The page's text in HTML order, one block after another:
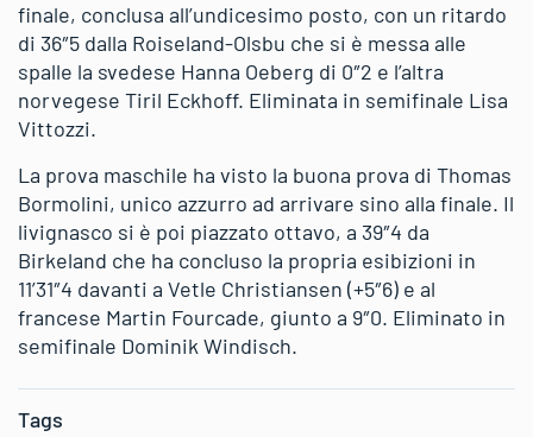
finale, conclusa all’undicesimo posto, con un ritardo
di 36″5 dalla Roiseland-Olsbu che si è messa alle
spalle la svedese Hanna Oeberg di 0″2 e l’altra
norvegese Tiril Eckhoff. Eliminata in semifinale Lisa
Vittozzi.
La prova maschile ha visto la buona prova di Thomas
Bormolini, unico azzurro ad arrivare sino alla finale. Il
livignasco si è poi piazzato ottavo, a 39″4 da
Birkeland che ha concluso la propria esibizioni in
11’31″4 davanti a Vetle Christiansen (+5″6) e al
francese Martin Fourcade, giunto a 9″0. Eliminato in
semifinale Dominik Windisch.
Tags